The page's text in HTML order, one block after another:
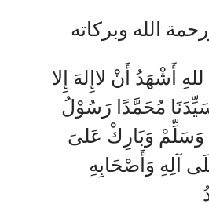
الله وبركاته
أَشْهَدُ أَنْ لاإِلهَ إِلا
مُحَمَّدًا رَسُوْلُ
وَسَلِّمْ وَبَارِكْ عَلىَ
آلِهِ وَأَصْحَابِهِ